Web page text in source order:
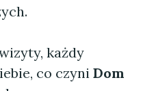
każdy
co czyni Dom